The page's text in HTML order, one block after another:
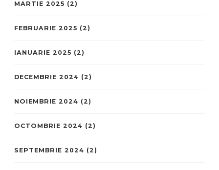
MARTIE 2025 (2)
FEBRUARIE 2025 (2)
IANUARIE 2025 (2)
DECEMBRIE 2024 (2)
NOIEMBRIE 2024 (2)
OCTOMBRIE 2024 (2)
SEPTEMBRIE 2024 (2)